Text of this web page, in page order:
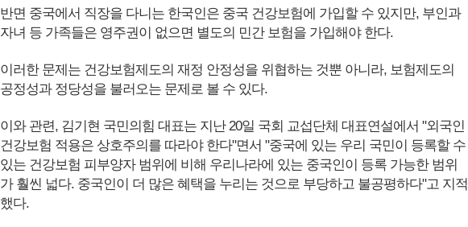
반면 중국에서 직장을 다니는 한국인은 중국 건강보험에 가입할 수 있지만, 부인과
자녀 등 가족들은 영주권이 없으면 별도의 민간 보험을 가입해야 한다.
이러한 문제는 건강보험제도의 재정 안정성을 위협하는 것뿐 아니라, 보험제도의
공정성과 정당성을 불러오는 문제로 볼 수 있다.
이와 관련, 김기현 국민의힘 대표는 지난 20일 국회 교섭단체 대표연설에서 "외국인
건강보험 적용은 상호주의를 따라야 한다"면서 "중국에 있는 우리 국민이 등록할 수
있는 건강보험 피부양자 범위에 비해 우리나라에 있는 중국인이 등록 가능한 범위
가 훨씬 넓다. 중국인이 더 많은 혜택을 누리는 것으로 부당하고 불공평하다"고 지적
했다.